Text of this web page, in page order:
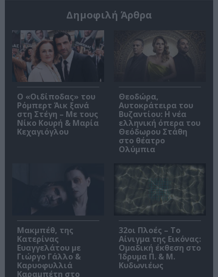
Δημοφιλή Άρθρα
O «Οιδίποδας» του
Ρόμπερτ Άικ ξανά
στη Στέγη – Με τους
Νίκο Κουρή & Μαρία
Κεχαγιόγλου
Θεοδώρα,
Αυτοκράτειρα του
Βυζαντίου: Η νέα
ελληνική όπερα του
Θεόδωρου Στάθη
στο θέατρο
Ολύμπια
Μακμπέθ, της
Κατερίνας
Ευαγγελάτου με
Γιώργο Γάλλο &
Καρυοφυλλιά
Καραμπέτη στο
32οι Πλοές – Το
Αίνιγμα της Εικόνας:
Ομαδική έκθεση στο
Ίδρυμα Π. & Μ.
Κυδωνιέως